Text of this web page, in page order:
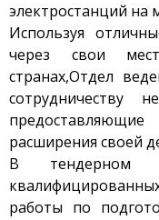
электростанций на
Используя
через свои
странах,Отдел
сотрудничеству
предоставляющие
расширения своей
В тендерном
работы по